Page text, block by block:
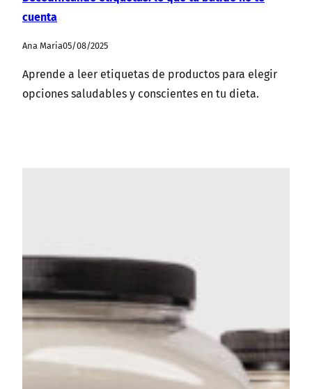
cuenta
Ana Maria05/08/2025
Aprende a leer etiquetas de productos para elegir
opciones saludables y conscientes en tu dieta.